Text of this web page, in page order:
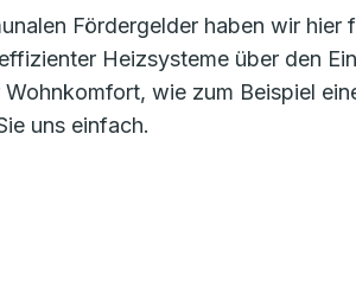
Fördergelder haben wir hier
Heizsysteme über den
wie zum Beispiel
uns einfach.